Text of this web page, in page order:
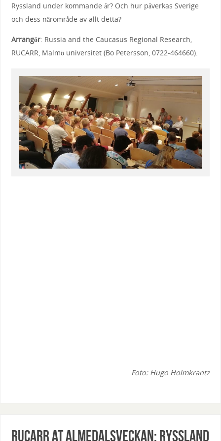
Ryssland under kommande år? Och hur påverkas Sverige
och dess närområde av allt detta?
Arrangör: Russia and the Caucasus Regional Research,
RUCARR, Malmö universitet (Bo Petersson, 0722-464660).
Foto: Hugo Holmkrantz
RUCARR at Almedalsveckan: Ryssland